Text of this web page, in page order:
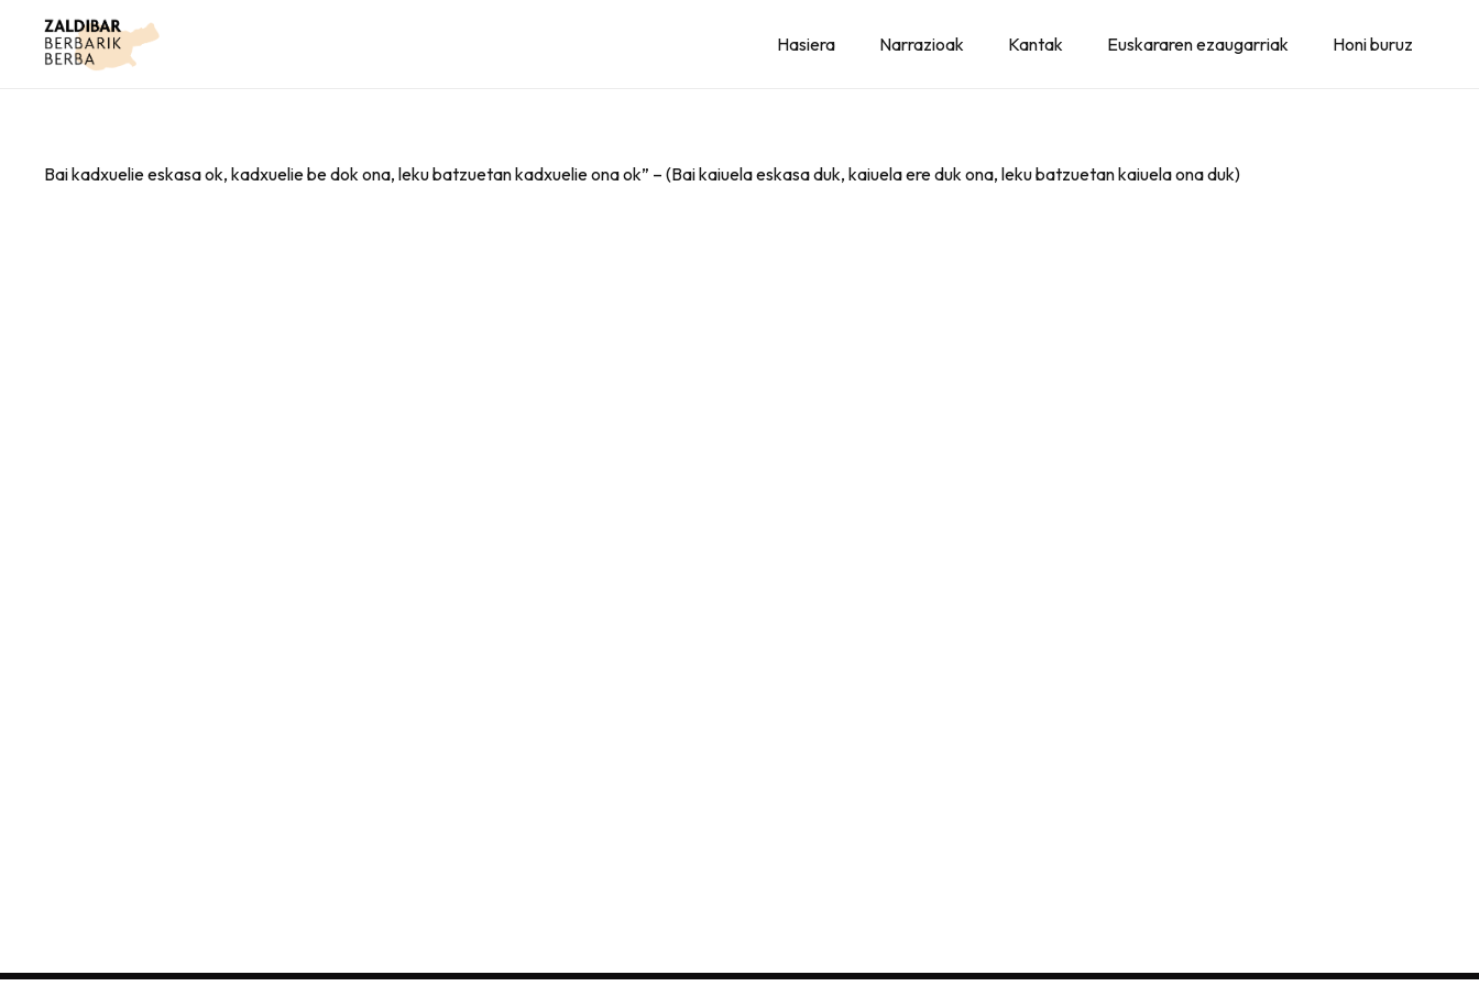
Hasiera Narrazioak Kantak Euskararen ezaugarriak Honi buruz
Bai kadxuelie eskasa ok, kadxuelie be dok ona, leku batzuetan kadxuelie ona ok” – (Bai kaiuela eskasa duk, kaiuela ere duk ona, leku batzuetan kaiuela ona duk)